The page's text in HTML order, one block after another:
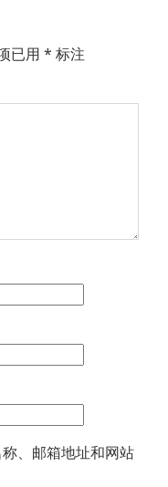
已用 * 标注
、邮箱地址和网站